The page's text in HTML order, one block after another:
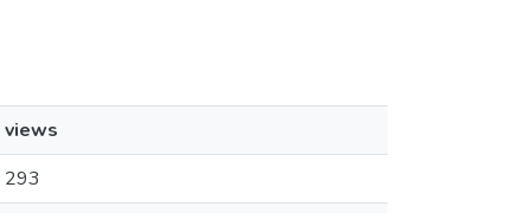
views
293